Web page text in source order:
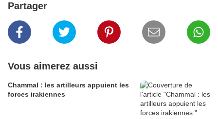
Partager
Vous aimerez aussi
Chammal : les artilleurs appuient les
forces irakiennes